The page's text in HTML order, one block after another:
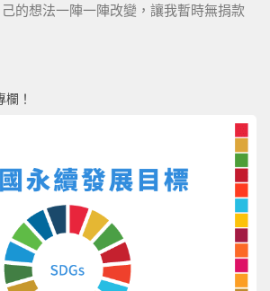
的想法一陣一陣改變，讓我暫時無捐款
！